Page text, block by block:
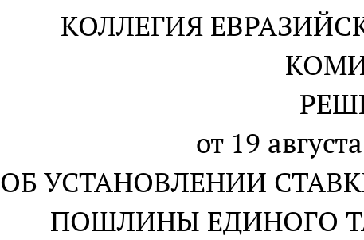
КОЛЛЕГИЯ
от 19
ОБ УСТАНОВЛЕНИИ
ПОШЛИНЫ ЕДИНОГО